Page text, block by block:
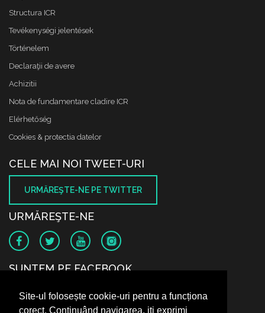
Site-ul folosește cookie-uri pentru a funcționa
corect. Continuând navigarea, iți exprimi
Structura ICR
Tevékenységi jelentések
Történelem
Declaraţii de avere
Achizitii
Nota de fundamentare cladire ICR
Elérhetőség
Cookies & protectia datelor
CELE MAI NOI TWEET-URI
URMĂREŞTE-NE PE TWITTER
URMĂREŞTE-NE
SUNTEM PE FACEBOOK